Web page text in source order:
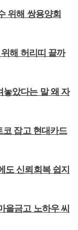
위해 쌍용양회
해 허리띠 끝까
놓았다는 말 왜 자
잡고 현대카드
도 신뢰회복 쉽지
을금고 노하우 씨